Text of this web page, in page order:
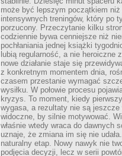
może być lepszym początkiem
intensywnych treningów, który po
porzucony. Przeczytanie kilku
codziennie bywa cenniejsze niż
pochłaniania jednej książki
lubią regularność, a nie heroiczne
nowe działanie staje się
z konkretnym momentem dnia,
czasem przestanie wymagać
wysiłku. W połowie procesu
kryzys. To moment, kiedy
wygasa, a rezultaty nie są
widoczne, by silnie motywować.
właśnie wtedy wraca do dawnych
uznaje, że zmiana im się nie
naturalny etap. Nowy nawyk nie
podjęcia decyzji, lecz w serii